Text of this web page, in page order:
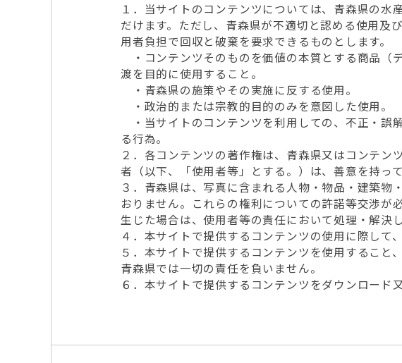
１．当サイトのコンテンツについては、青森県の
だけます。ただし、青森県が不適切と認める使用及
用者負担で回収と破棄を要求できるものとします。
・コンテンツそのものを価値の本質とする商品（
渡を目的に使用すること。
・青森県の施策やその実施に反する使用。
・政治的または宗教的目的のみを意図した使用。
・当サイトのコンテンツを利用しての、不正・誤
る行為。
２．各コンテンツの著作権は、青森県又はコンテ
者（以下、「使用者等」とする。）は、善意を持っ
３．青森県は、写真に含まれる人物・物品・建築
おりません。これらの権利についての許諾等交渉が
生じた場合は、使用者等の責任において処理・解決
４．本サイトで提供するコンテンツの使用に際して
５．本サイトで提供するコンテンツを使用すること
青森県では一切の責任を負いません。
６．本サイトで提供するコンテンツをダウンロード